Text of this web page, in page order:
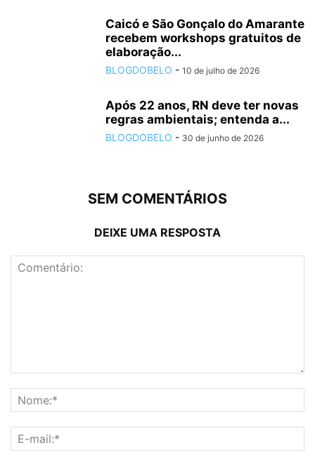
Caicó e São Gonçalo do Amarante
recebem workshops gratuitos de
elaboração...
BLOGDOBELO - 10 de julho de 2026
Após 22 anos, RN deve ter novas
regras ambientais; entenda a...
BLOGDOBELO - 30 de junho de 2026
SEM COMENTÁRIOS
DEIXE UMA RESPOSTA